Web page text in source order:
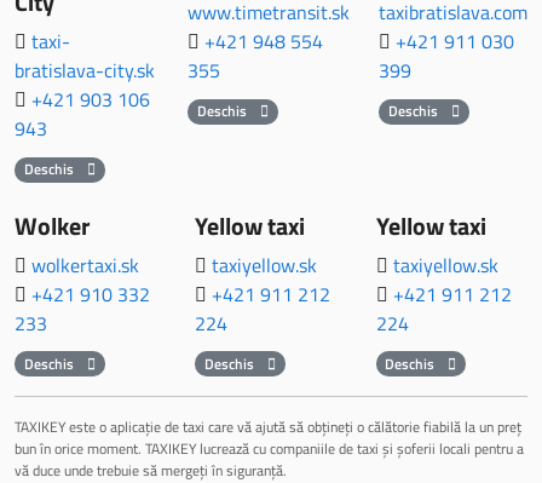
taxi-
bratislava-city.sk
+421 903 106
943
Deschis
www.timetransit.sk
+421 948 554
355
Deschis
taxibratislava.com
+421 911 030
399
Deschis
Wolker
wolkertaxi.sk
+421 910 332
233
Deschis
Yellow taxi
taxiyellow.sk
+421 911 212
224
Deschis
Yellow taxi
taxiyellow.sk
+421 911 212
224
Deschis
TAXIKEY este o aplicație de taxi care vă ajută să obțineți o călătorie fiabilă la un preț
bun în orice moment. TAXIKEY lucrează cu companiile de taxi și șoferii locali pentru a
vă duce unde trebuie să mergeți în siguranță.